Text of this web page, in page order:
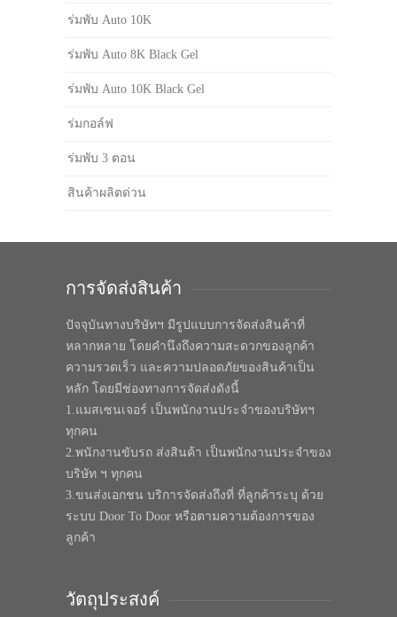
ร่มพับ Auto 10K
ร่มพับ Auto 8K Black Gel
ร่มพับ Auto 10K Black Gel
ร่มกอล์ฟ
ร่มพับ 3 ตอน
สินค้าผลิตด่วน
การจัดส่งสินค้า
ปัจจุบันทางบริษัทฯ มีรูปแบบการจัดส่งสินค้าที่
หลากหลาย โดยคำนึงถึงความสะดวกของลูกค้า
ความรวดเร็ว และความปลอดภัยของสินค้าเป็น
หลัก โดยมีช่องทางการจัดส่งดังนี้
1.แมสเซนเจอร์ เป็นพนักงานประจำของบริษัทฯ
ทุกคน
2.พนักงานขับรถ ส่งสินค้า เป็นพนักงานประจำของ
บริษัท ฯ ทุกคน
3.ขนส่งเอกชน บริการจัดส่งถึงที่ ที่ลูกค้าระบุ ด้วย
ระบบ Door To Door หรือตามความต้องการของ
ลูกค้า
วัตถุประสงค์